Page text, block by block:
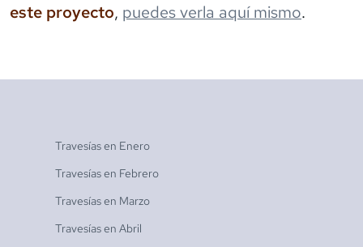
este proyecto, puedes verla aquí mismo.
Travesías en Enero
Travesías en Febrero
Travesías en Marzo
Travesías en Abril